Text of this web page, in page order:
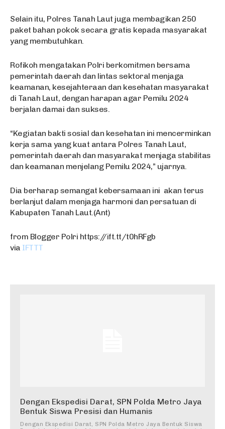
Selain itu, Polres Tanah Laut juga membagikan 250
paket bahan pokok secara gratis kepada masyarakat
yang membutuhkan.
Rofikoh mengatakan Polri berkomitmen bersama
pemerintah daerah dan lintas sektoral menjaga
keamanan, kesejahteraan dan kesehatan masyarakat
di Tanah Laut, dengan harapan agar Pemilu 2024
berjalan damai dan sukses.
“Kegiatan bakti sosial dan kesehatan ini mencerminkan
kerja sama yang kuat antara Polres Tanah Laut,
pemerintah daerah dan masyarakat menjaga stabilitas
dan keamanan menjelang Pemilu 2024,” ujarnya.
Dia berharap semangat kebersamaan ini akan terus
berlanjut dalam menjaga harmoni dan persatuan di
Kabupaten Tanah Laut.(Ant)
from Blogger Polri https://ift.tt/t0hRFgb
via IFTTT
Dengan Ekspedisi Darat, SPN Polda Metro Jaya
Bentuk Siswa Presisi dan Humanis
Dengan Ekspedisi Darat, SPN Polda Metro Jaya Bentuk Siswa